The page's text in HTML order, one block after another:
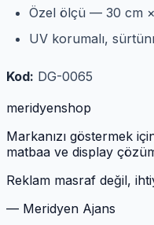
Özel ölçü — 30 cm
UV korumalı,
Kod: DG-0065
meridyenshop
Markanızı göstermek
matbaa ve display
Reklam masraf değil,
— Meridyen Ajans